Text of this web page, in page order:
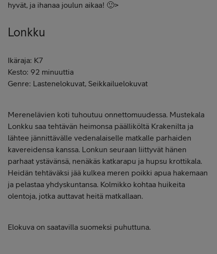
hyvät, ja ihanaa joulun aikaa! 🙂>
Lonkku
Ikäraja: K7
Kesto: 92 minuuttia
Genre: Lastenelokuvat, Seikkailuelokuvat
Merenelävien koti tuhoutuu onnettomuudessa. Mustekala
Lonkku saa tehtävän heimonsa päälliköltä Krakenilta ja
lähtee jännittävälle vedenalaiselle matkalle parhaiden
kavereidensa kanssa. Lonkun seuraan liittyvät hänen
parhaat ystävänsä, nenäkäs katkarapu ja hupsu krottikala.
Heidän tehtäväksi jää kulkea meren poikki apua hakemaan
ja pelastaa yhdyskuntansa. Kolmikko kohtaa huikeita
olentoja, jotka auttavat heitä matkallaan.
Elokuva on saatavilla suomeksi puhuttuna.